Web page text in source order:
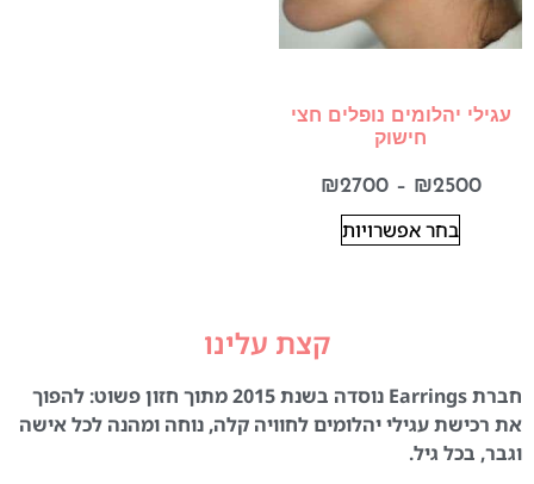
עגילי יהלומים נופלים חצי
חישוק
₪2500
–
₪2700
בחר אפשרויות
קצת עלינו
חברת Earrings נוסדה בשנת 2015 מתוך חזון פשוט: להפוך
את רכישת עגילי יהלומים לחוויה קלה, נוחה ומהנה לכל אישה
וגבר, בכל גיל.